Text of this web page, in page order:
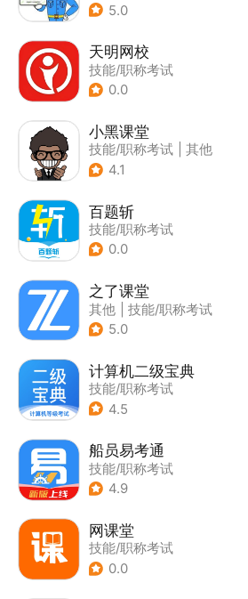
5.0
天明网校
技能/职称考试
0.0
小黑课堂
技能/职称考试
其他
4.1
百题斩
技能/职称考试
0.0
之了课堂
其他
技能/职称考试
5.0
计算机二级宝典
技能/职称考试
4.5
船员易考通
技能/职称考试
4.9
网课堂
技能/职称考试
0.0